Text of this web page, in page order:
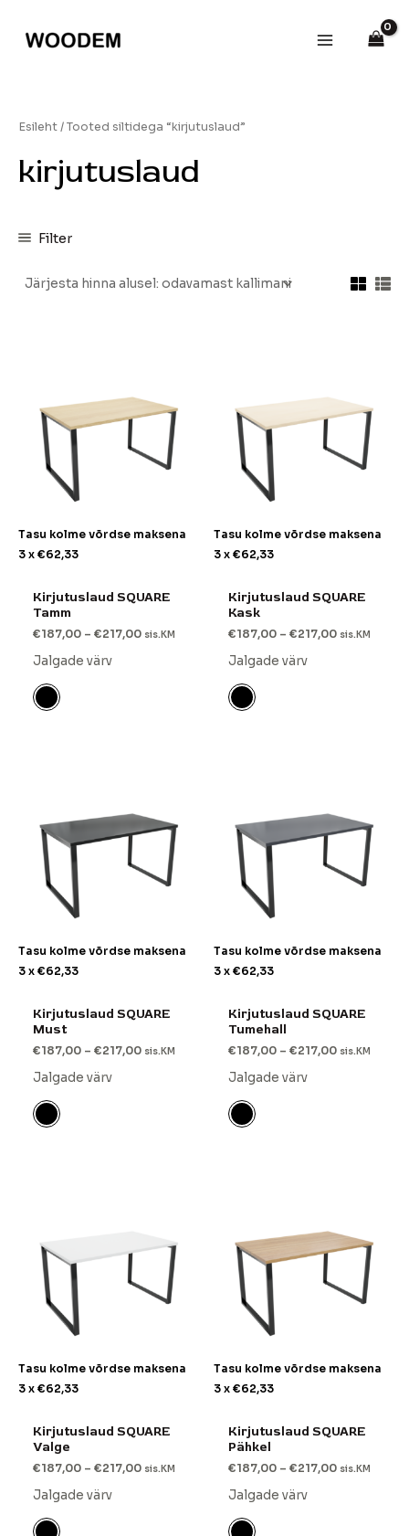
Menu
Esileht/ Tooted siltidega “kirjutuslaud”
kirjutuslaud
Filter
Tasu kolme võrdse maksena
3 x €62,33
Kirjutuslaud SQUARE
Tamm
€187,00 –€217,00 sis.KM
Jalgade värv
Tasu kolme võrdse maksena
3 x €62,33
Kirjutuslaud SQUARE
Kask
€187,00 –€217,00 sis.KM
Jalgade värv
Tasu kolme võrdse maksena
3 x €62,33
Kirjutuslaud SQUARE
Must
€187,00 –€217,00 sis.KM
Jalgade värv
Tasu kolme võrdse maksena
3 x €62,33
Kirjutuslaud SQUARE
Tumehall
€187,00 –€217,00 sis.KM
Jalgade värv
Tasu kolme võrdse maksena
3 x €62,33
Kirjutuslaud SQUARE
Valge
€187,00 –€217,00 sis.KM
Jalgade värv
Tasu kolme võrdse maksena
3 x €62,33
Kirjutuslaud SQUARE
Pähkel
€187,00 –€217,00 sis.KM
Jalgade värv